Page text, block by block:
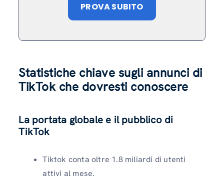
PROVA SUBITO
Statistiche chiave sugli annunci di
TikTok che dovresti conoscere
La portata globale e il pubblico di
TikTok
Tiktok conta oltre 1.8 miliardi di utenti
attivi al mese.